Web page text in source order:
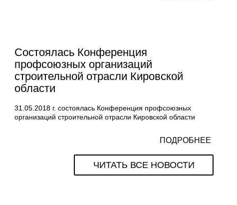
Состоялась Конференция
профсоюзных организаций
строительной отрасли Кировской
области
31.05.2018 г. состоялась Конференция профсоюзных
организаций строительной отрасли Кировской области
ПОДРОБНЕЕ
ЧИТАТЬ ВСЕ НОВОСТИ